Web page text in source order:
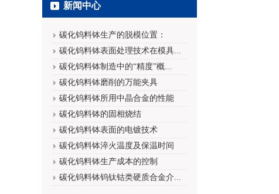
新闻中心
碳化钨料钵生产的脱模位置：
碳化钨料钵表面处理技术在模具...
碳化钨料钵制造中的“精度”概...
碳化钨料钵磨削的万能夹具
碳化钨料钵所用中晶合金的性能
碳化钨料钵的固相烧结
碳化钨料钵表面的电镀技术
碳化钨料钵淬火温度及保温时间
碳化钨料钵生产成本的控制
碳化钨料钵钨钛钴类硬质合金介...